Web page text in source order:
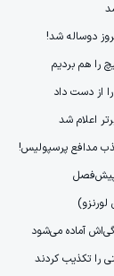
دوساله شد!
را هم بردیم
از دست داد
اعلام شد
مدافع پرسپولیس!
پیش‌فصل
آماده می‌شود
را تکذیب کردند